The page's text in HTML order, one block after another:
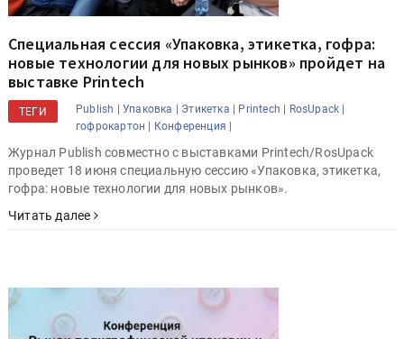
Специальная сессия «Упаковка, этикетка, гофра:
новые технологии для новых рынков» пройдет на
выставке Printech
ТЕГИ Publish | Упаковка | Этикетка | Printech | RosUpack |
гофрокартон | Конференция |
Журнал Publish совместно с выставками Printech/RosUpack
проведет 18 июня специальную сессию «Упаковка, этикетка,
гофра: новые технологии для новых рынков».
Читать далее